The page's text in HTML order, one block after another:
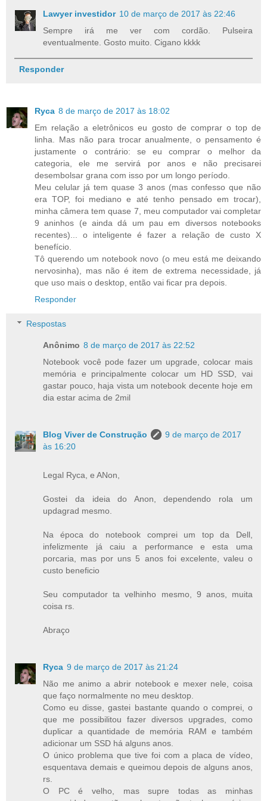
Lawyer investidor 10 de março de 2017 às 22:46
Sempre irá me ver com cordão. Pulseira
eventualmente. Gosto muito. Cigano kkkk
Responder
Ryca 8 de março de 2017 às 18:02
Em relação a eletrônicos eu gosto de comprar o top de
linha. Mas não para trocar anualmente, o pensamento é
justamente o contrário: se eu comprar o melhor da
categoria, ele me servirá por anos e não precisarei
desembolsar grana com isso por um longo período.
Meu celular já tem quase 3 anos (mas confesso que não
era TOP, foi mediano e até tenho pensado em trocar),
minha câmera tem quase 7, meu computador vai completar
9 aninhos (e ainda dá um pau em diversos notebooks
recentes)... o inteligente é fazer a relação de custo X
benefício.
Tô querendo um notebook novo (o meu está me deixando
nervosinha), mas não é item de extrema necessidade, já
que uso mais o desktop, então vai ficar pra depois.
Responder
Respostas
Anônimo 8 de março de 2017 às 22:52
Notebook você pode fazer um upgrade, colocar mais
memória e principalmente colocar um HD SSD, vai
gastar pouco, haja vista um notebook decente hoje em
dia estar acima de 2mil
Blog Viver de Construção
9 de março de 2017
às 16:20
Legal Ryca, e ANon,
Gostei da ideia do Anon, dependendo rola um
updagrad mesmo.
Na época do notebook comprei um top da Dell,
infelizmente já caiu a performance e esta uma
porcaria, mas por uns 5 anos foi excelente, valeu o
custo beneficio
Seu computador ta velhinho mesmo, 9 anos, muita
coisa rs.
Abraço
Ryca 9 de março de 2017 às 21:24
Não me animo a abrir notebook e mexer nele, coisa
que faço normalmente no meu desktop.
Como eu disse, gastei bastante quando o comprei, o
que me possibilitou fazer diversos upgrades, como
duplicar a quantidade de memória RAM e também
adicionar um SSD há alguns anos.
O único problema que tive foi com a placa de vídeo,
esquentava demais e queimou depois de alguns anos,
rs.
O PC é velho, mas supre todas as minhas